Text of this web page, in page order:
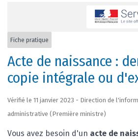
Fiche pratique
Acte de naissance :
copie intégrale ou
Vérifié le 11 janvier 2023 - Direction de
administrative (Première ministre)
Vous avez besoin d'un acte de